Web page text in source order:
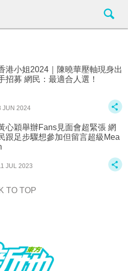
港小姐2024｜陳曉華壓軸現身出
招募 網民：最適合人選！
JUN 2024
心穎舉辦Fans見面會超緊張 網
跟足步驟想參加但留言超級Mea
JUL 2023
TO TOP